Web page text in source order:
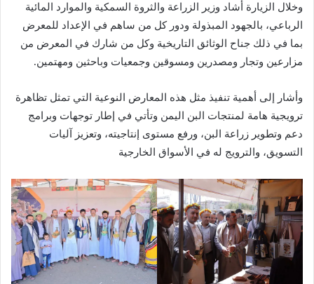
وخلال الزيارة أشاد وزير الزراعة والثروة السمكية والموارد المائية
الرباعي، بالجهود المبذولة ودور كل من ساهم في الإعداد للمعرض
بما في ذلك جناح الوثائق التاريخية وكل من شارك في المعرض من
مزارعين وتجار ومصدرين ومسوقين وجمعيات وباحثين ومهتمين.
وأشار إلى أهمية تنفيذ مثل هذه المعارض النوعية التي تمثل تظاهرة
ترويجية هامة لمنتجات البن اليمن وتأتي في إطار توجهات وبرامج
دعم وتطوير زراعة البن، ورفع مستوى إنتاجيته، وتعزيز آليات
التسويق، والترويج له في الأسواق الخارجية